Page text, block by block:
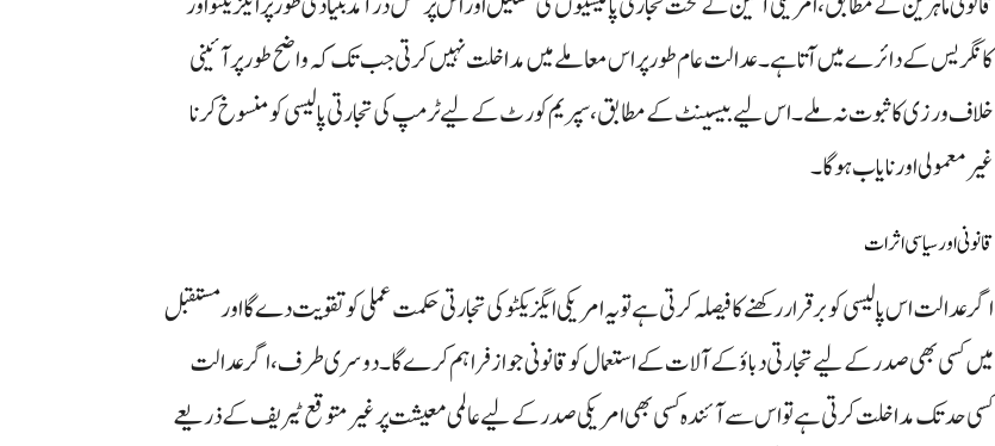
کانگریس کے دائرے میں آتا ہے۔ عدالت عام طور پر اس معاملے میں مداخلت نہیں کرتی جب تک کہ واضح طور پر آئینی
خلاف ورزی کا ثبوت نہ ملے۔ اس لیے بیسینٹ کے مطابق، سپریم کورٹ کے لیے ٹرمپ کی تجارتی پالیسی کو منسوخ کرنا
غیر معمولی اور نایاب ہوگا۔
قانونی اور سیاسی اثرات
اگر عدالت اس پالیسی کو برقرار رکھنے کا فیصلہ کرتی ہے تو یہ امریکی ایگزیکٹو کی تجارتی حکمت عملی کو تقویت دے گا اور مستقبل
میں کسی بھی صدر کے لیے تجارتی دباؤ کے آلات کے استعمال کو قانونی جواز فراہم کرے گا۔ دوسری طرف، اگر عدالت
کسی حد تک مداخلت کرتی ہے تو اس سے آئندہ کسی بھی امریکی صدر کے لیے عالمی معیشت پر غیر متوقع ٹیریف کے ذریعے